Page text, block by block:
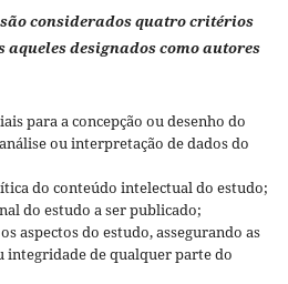
considerados quatro critérios
designados como autores
para a concepção ou desenho do
ou interpretação de dados do
do conteúdo intelectual do estudo;
do estudo a ser publicado;
aspectos do estudo, assegurando as
integridade de qualquer parte do